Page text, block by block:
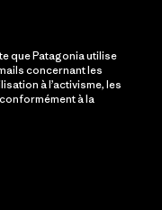
que Patagonia utilise
concernant les
à l’activisme, les
à la